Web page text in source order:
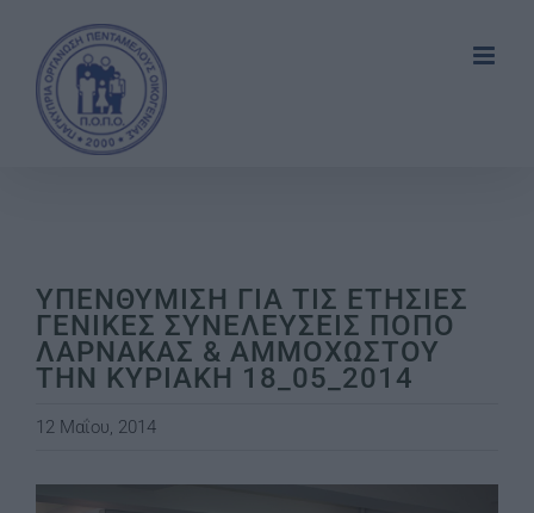
content
ΥΠΕΝΘΥΜΙΣΗ ΓΙΑ ΤΙΣ ΕΤΗΣΙΕΣ
ΓΕΝΙΚΕΣ ΣΥΝΕΛΕΥΣΕΙΣ ΠΟΠΟ
ΛΑΡΝΑΚΑΣ & ΑΜΜΟΧΩΣΤΟΥ
ΤΗΝ ΚΥΡΙΑΚΗ 18_05_2014
12 Μαΐου, 2014